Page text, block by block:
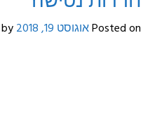
Posted onאוגוסט 19, 2018